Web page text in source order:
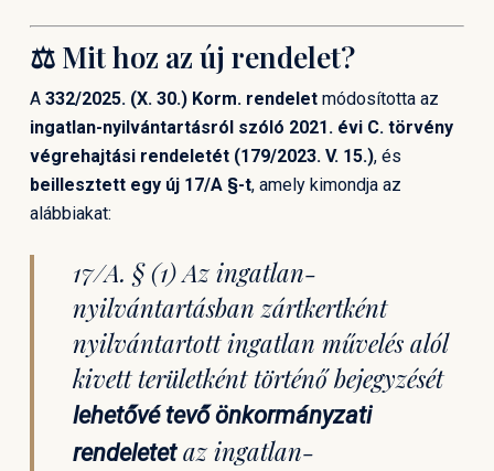
⚖️ Mit hoz az új rendelet?
A 332/2025. (X. 30.) Korm. rendeletmódosította az
ingatlan-nyilvántartásról szóló 2021. évi C. törvény
végrehajtási rendeletét (179/2023. V. 15.), és
beillesztett egy új 17/A §-t, amely kimondja az
alábbiakat:
17/A. § (1) Az ingatlan-
nyilvántartásban zártkertként
nyilvántartott ingatlan művelés alól
kivett területként történő bejegyzését
lehetővé tevő önkormányzati
rendeletetaz ingatlan-